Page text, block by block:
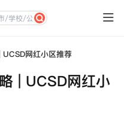
网红小区推荐
| UCSD网红小